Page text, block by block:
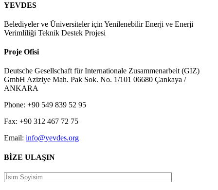
YEVDES
Belediyeler ve Üniversiteler için Yenilenebilir Enerji ve Enerji
Verimliliği Teknik Destek Projesi
Proje Ofisi
Deutsche Gesellschaft für Internationale Zusammenarbeit (GIZ)
GmbH Aziziye Mah. Pak Sok. No. 1/101 06680 Çankaya /
ANKARA
Phone: +90 549 839 52 95
Fax: +90 312 467 72 75
Email: info@yevdes.org
BİZE ULAŞIN